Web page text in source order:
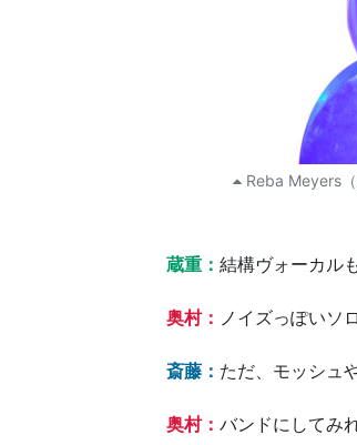
Reba Meyers
蔵重： 結構ヴォーカル
奥村： ノイズっぽいソ
斎藤： ただ、モッシュ
奥村： バンドにしてみ